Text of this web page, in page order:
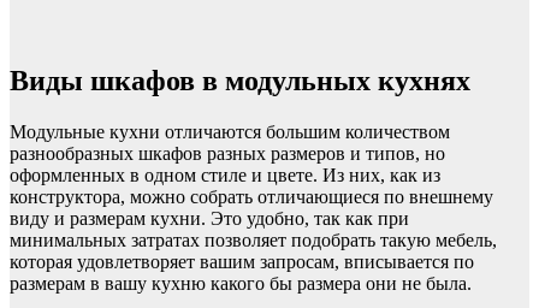
Виды шкафов в модульных кухнях
Модульные кухни отличаются большим количеством
разнообразных шкафов разных размеров и типов, но
оформленных в одном стиле и цвете. Из них, как из
конструктора, можно собрать отличающиеся по внешнему
виду и размерам кухни. Это удобно, так как при
минимальных затратах позволяет подобрать такую мебель,
которая удовлетворяет вашим запросам, вписывается по
размерам в вашу кухню какого бы размера они не была.